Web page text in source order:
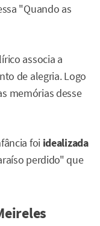
"Quando as
associa a
de alegria. Logo
memórias desse
foi idealizada
perdido" que